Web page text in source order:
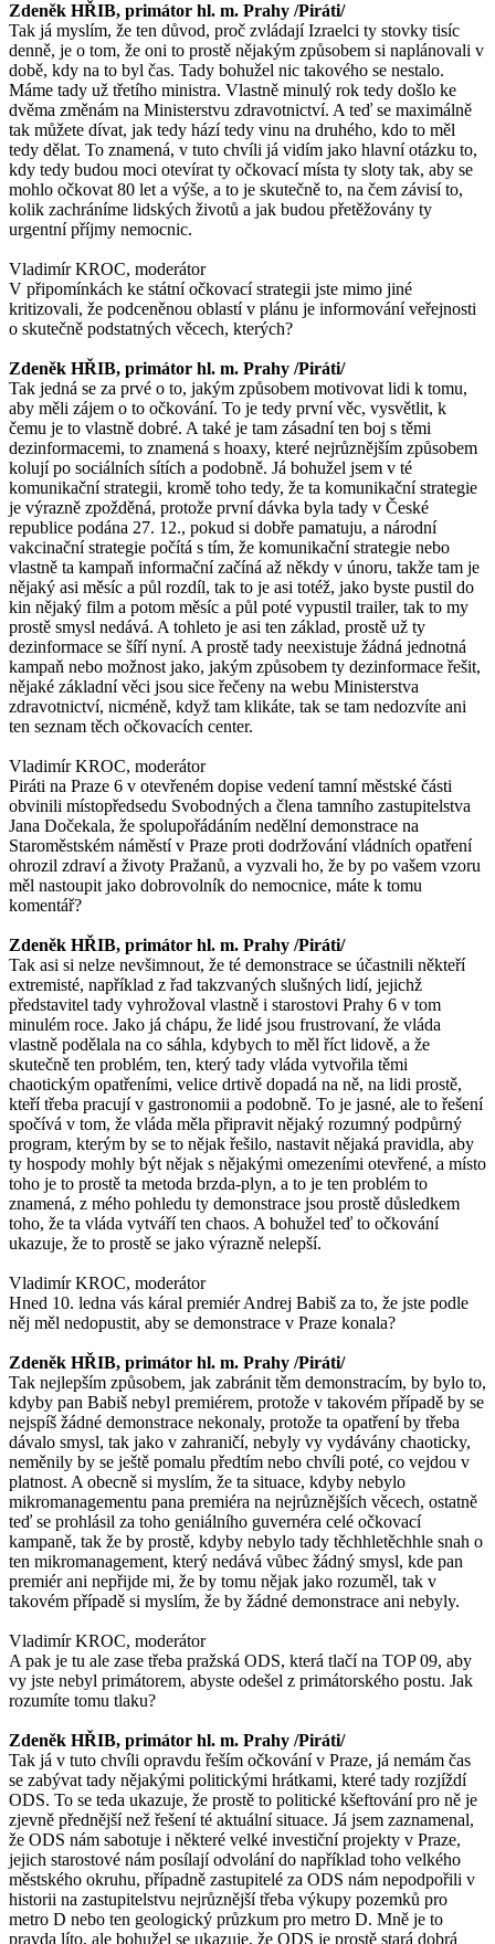
Zdeněk HŘIB, primátor hl. m. Prahy /Piráti/
Tak já myslím, že ten důvod, proč zvládají Izraelci ty stovky tisíc
denně, je o tom, že oni to prostě nějakým způsobem si naplánovali v
době, kdy na to byl čas. Tady bohužel nic takového se nestalo.
Máme tady už třetího ministra. Vlastně minulý rok tedy došlo ke
dvěma změnám na Ministerstvu zdravotnictví. A teď se maximálně
tak můžete dívat, jak tedy hází tedy vinu na druhého, kdo to měl
tedy dělat. To znamená, v tuto chvíli já vidím jako hlavní otázku to,
kdy tedy budou moci otevírat ty očkovací místa ty sloty tak, aby se
mohlo očkovat 80 let a výše, a to je skutečně to, na čem závisí to,
kolik zachráníme lidských životů a jak budou přetěžovány ty
urgentní příjmy nemocnic.
Vladimír KROC, moderátor
V připomínkách ke státní očkovací strategii jste mimo jiné
kritizovali, že podceněnou oblastí v plánu je informování veřejnosti
o skutečně podstatných věcech, kterých?
Zdeněk HŘIB, primátor hl. m. Prahy /Piráti/
Tak jedná se za prvé o to, jakým způsobem motivovat lidi k tomu,
aby měli zájem o to očkování. To je tedy první věc, vysvětlit, k
čemu je to vlastně dobré. A také je tam zásadní ten boj s těmi
dezinformacemi, to znamená s hoaxy, které nejrůznějším způsobem
kolují po sociálních sítích a podobně. Já bohužel jsem v té
komunikační strategii, kromě toho tedy, že ta komunikační strategie
je výrazně zpožděná, protože první dávka byla tady v České
republice podána 27. 12., pokud si dobře pamatuju, a národní
vakcinační strategie počítá s tím, že komunikační strategie nebo
vlastně ta kampaň informační začíná až někdy v únoru, takže tam je
nějaký asi měsíc a půl rozdíl, tak to je asi totéž, jako byste pustil do
kin nějaký film a potom měsíc a půl poté vypustil trailer, tak to my
prostě smysl nedává. A tohleto je asi ten základ, prostě už ty
dezinformace se šíří nyní. A prostě tady neexistuje žádná jednotná
kampaň nebo možnost jako, jakým způsobem ty dezinformace řešit,
nějaké základní věci jsou sice řečeny na webu Ministerstva
zdravotnictví, nicméně, když tam klikáte, tak se tam nedozvíte ani
ten seznam těch očkovacích center.
Vladimír KROC, moderátor
Piráti na Praze 6 v otevřeném dopise vedení tamní městské části
obvinili místopředsedu Svobodných a člena tamního zastupitelstva
Jana Dočekala, že spolupořádáním nedělní demonstrace na
Staroměstském náměstí v Praze proti dodržování vládních opatření
ohrozil zdraví a životy Pražanů, a vyzvali ho, že by po vašem vzoru
měl nastoupit jako dobrovolník do nemocnice, máte k tomu
komentář?
Zdeněk HŘIB, primátor hl. m. Prahy /Piráti/
Tak asi si nelze nevšimnout, že té demonstrace se účastnili někteří
extremisté, například z řad takzvaných slušných lidí, jejichž
představitel tady vyhrožoval vlastně i starostovi Prahy 6 v tom
minulém roce. Jako já chápu, že lidé jsou frustrovaní, že vláda
vlastně podělala na co sáhla, kdybych to měl říct lidově, a že
skutečně ten problém, ten, který tady vláda vytvořila těmi
chaotickým opatřeními, velice drtivě dopadá na ně, na lidi prostě,
kteří třeba pracují v gastronomii a podobně. To je jasné, ale to řešení
spočívá v tom, že vláda měla připravit nějaký rozumný podpůrný
program, kterým by se to nějak řešilo, nastavit nějaká pravidla, aby
ty hospody mohly být nějak s nějakými omezeními otevřené, a místo
toho je to prostě ta metoda brzda-plyn, a to je ten problém to
znamená, z mého pohledu ty demonstrace jsou prostě důsledkem
toho, že ta vláda vytváří ten chaos. A bohužel teď to očkování
ukazuje, že to prostě se jako výrazně nelepší.
Vladimír KROC, moderátor
Hned 10. ledna vás káral premiér Andrej Babiš za to, že jste podle
něj měl nedopustit, aby se demonstrace v Praze konala?
Zdeněk HŘIB, primátor hl. m. Prahy /Piráti/
Tak nejlepším způsobem, jak zabránit těm demonstracím, by bylo to,
kdyby pan Babiš nebyl premiérem, protože v takovém případě by se
nejspíš žádné demonstrace nekonaly, protože ta opatření by třeba
dávalo smysl, tak jako v zahraničí, nebyly vy vydávány chaoticky,
neměnily by se ještě pomalu předtím nebo chvíli poté, co vejdou v
platnost. A obecně si myslím, že ta situace, kdyby nebylo
mikromanagementu pana premiéra na nejrůznějších věcech, ostatně
teď se prohlásil za toho geniálního guvernéra celé očkovací
kampaně, tak že by prostě, kdyby nebylo tady těchhletěchhle snah o
ten mikromanagement, který nedává vůbec žádný smysl, kde pan
premiér ani nepřijde mi, že by tomu nějak jako rozuměl, tak v
takovém případě si myslím, že by žádné demonstrace ani nebyly.
Vladimír KROC, moderátor
A pak je tu ale zase třeba pražská ODS, která tlačí na TOP 09, aby
vy jste nebyl primátorem, abyste odešel z primátorského postu. Jak
rozumíte tomu tlaku?
Zdeněk HŘIB, primátor hl. m. Prahy /Piráti/
Tak já v tuto chvíli opravdu řeším očkování v Praze, já nemám čas
se zabývat tady nějakými politickými hrátkami, které tady rozjíždí
ODS. To se teda ukazuje, že prostě to politické kšeftování pro ně je
zjevně přednější než řešení té aktuální situace. Já jsem zaznamenal,
že ODS nám sabotuje i některé velké investiční projekty v Praze,
jejich starostové nám posílají odvolání do například toho velkého
městského okruhu, případně zastupitelé za ODS nám nepodpořili v
historii na zastupitelstvu nejrůznější třeba výkupy pozemků pro
metro D nebo ten geologický průzkum pro metro D. Mně je to
pravda líto, ale bohužel se ukazuje, že ODS je prostě stará dobrá